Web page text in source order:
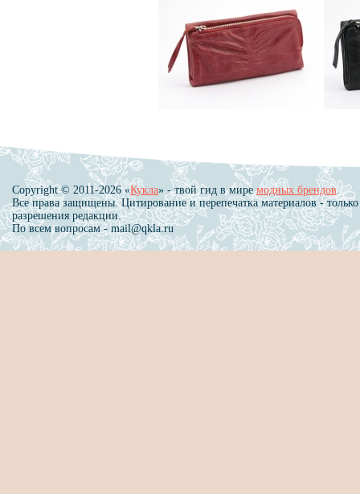
Copyright © 2011-2026 «Кукла» - твой гид в миремодных брендов.
Все права защищены. Цитирование и перепечатка материалов - только
разрешения редакции.
По всем вопросам - mail@qkla.ru